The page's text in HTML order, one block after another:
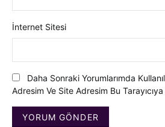
İnternet Sitesi
Daha Sonraki Yorumlarımda
Adresim Ve Site Adresim Bu